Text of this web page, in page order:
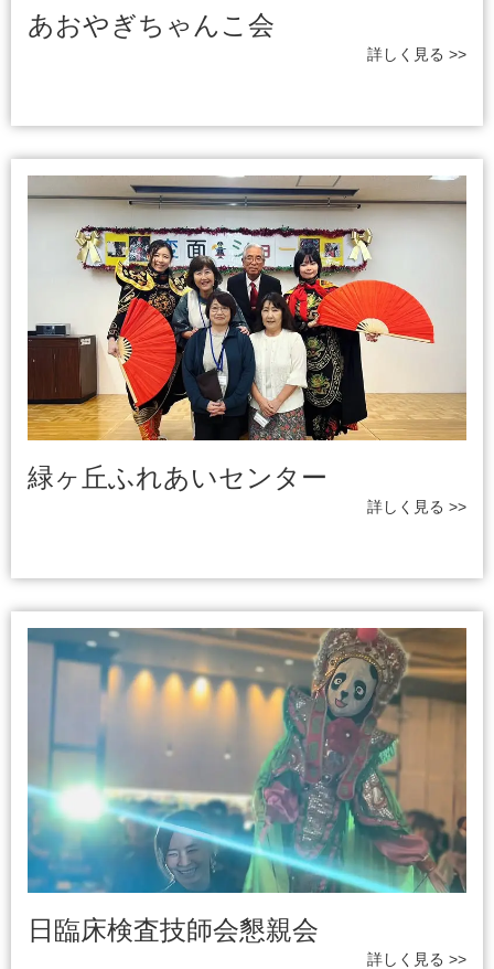
あおやぎちゃんこ会
詳しく見る >>
緑ヶ丘ふれあいセンター
詳しく見る >>
日臨床検査技師会懇親会
詳しく見る >>